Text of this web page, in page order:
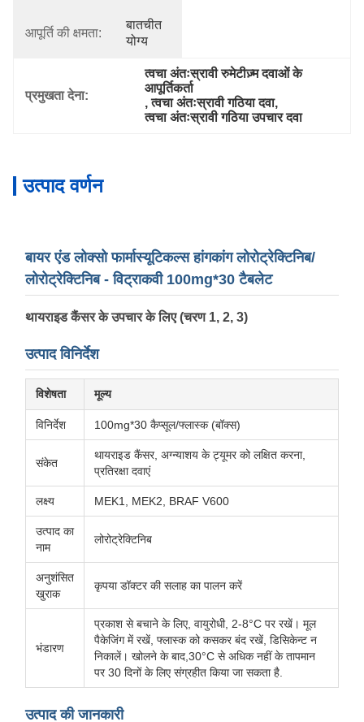
आपूर्ति की क्षमता:
बातचीत
योग्य
प्रमुखता देना:
त्वचा अंतःस्रावी रुमेटीज़्म दवाओं के
आपूर्तिकर्ता
, त्वचा अंतःस्रावी गठिया दवा,
त्वचा अंतःस्रावी गठिया उपचार दवा
उत्पाद वर्णन
बायर एंड लोक्सो फार्मास्यूटिकल्स हांगकांग लोरोट्रेक्टिनिब/
लोरोट्रेक्टिनिब - विट्राकवी 100mg*30 टैबलेट
थायराइड कैंसर के उपचार के लिए (चरण 1, 2, 3)
उत्पाद विनिर्देश
विशेषता मूल्य
विनिर्देश 100mg*30 कैप्सूल/फ्लास्क (बॉक्स)
संकेत
थायराइड कैंसर, अग्न्याशय के ट्यूमर को लक्षित करना,
प्रतिरक्षा दवाएं
लक्ष्य MEK1, MEK2, BRAF V600
उत्पाद का
नाम
लोरोट्रेक्टिनिब
अनुशंसित
खुराक
कृपया डॉक्टर की सलाह का पालन करें
भंडारण
प्रकाश से बचाने के लिए, वायुरोधी, 2-8°C पर रखें। मूल
पैकेजिंग में रखें, फ्लास्क को कसकर बंद रखें, डिसिकेन्ट न
निकालें। खोलने के बाद,30°C से अधिक नहीं के तापमान
पर 30 दिनों के लिए संग्रहीत किया जा सकता है.
उत्पाद की जानकारी